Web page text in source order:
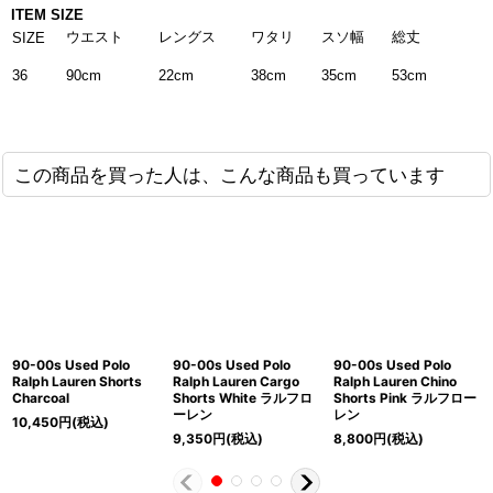
ITEM SIZE
SIZE
ウエスト レングス ワタリ スソ幅 総丈
36 90cm 22cm 38cm 35cm 53cm
この商品を買った人は、こんな商品も買っています
90-00s Used Polo
Ralph Lauren Shorts
Charcoal
10,450円(税込)
90-00s Used Polo
Ralph Lauren Cargo
Shorts White ラルフロ
ーレン
9,350円(税込)
90-00s Used Polo
Ralph Lauren Chino
Shorts Pink ラルフロー
レン
8,800円(税込)